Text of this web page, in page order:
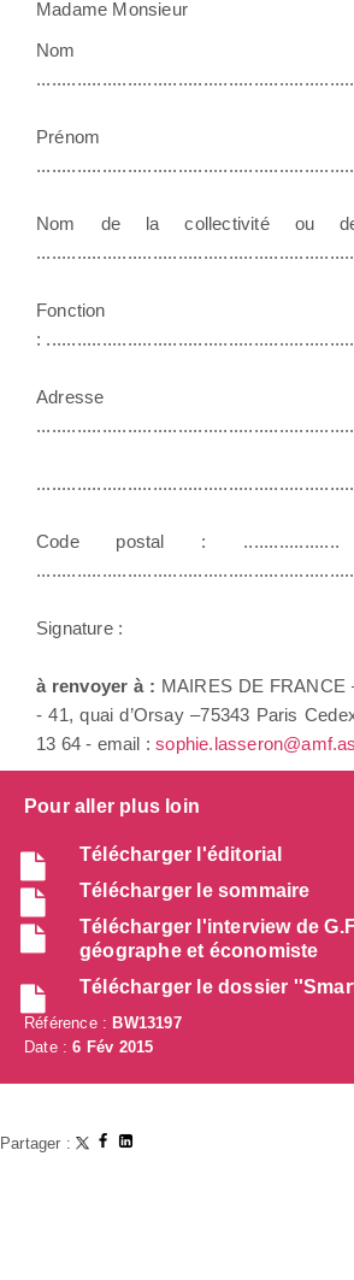
Madame Monsieur
Nom de la collectivité ou
Fonction
:
Code postal :
Signature :
à renvoyer à : MAIRES DE FRANCE
- 41, quai d’Orsay –75343 Paris
13 64 - email :
Pour aller plus loin
Télécharger l'éditorial
Télécharger le sommaire
Télécharger l'interview de
géographe et économiste
Télécharger le dossier
Référence :BW13197
Date :6 Fév 2015
Partager :